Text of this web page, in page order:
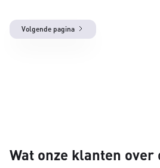
Volgende pagina
Wat onze klanten over